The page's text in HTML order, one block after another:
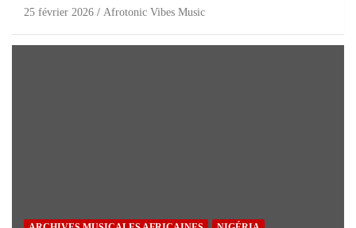
25 février 2026 Afrotonic Vibes Music